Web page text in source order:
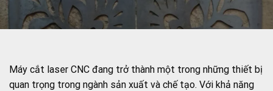
Máy cắt laser CNC đang trở thành một trong những thiết bị
quan trọng trong ngành sản xuất và chế tạo. Với khả năng